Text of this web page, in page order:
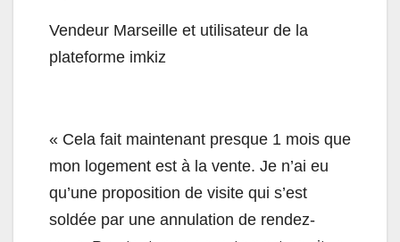
Vendeur Marseille et utilisateur de la
plateforme imkiz
« Cela fait maintenant presque 1 mois que
mon logement est à la vente. Je n’ai eu
qu’une proposition de visite qui s’est
soldée par une annulation de rendez-